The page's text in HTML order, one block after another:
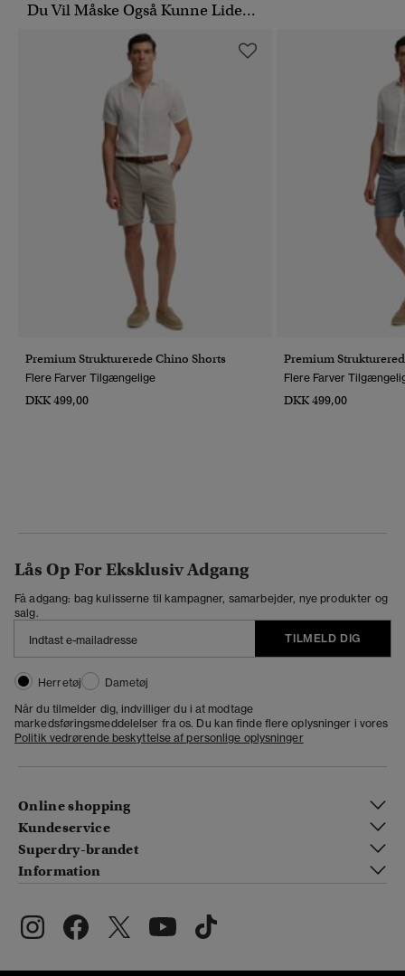
Du Vil Måske Også Kunne Lide...
Premium Strukturerede Chino Shorts
Flere Farver Tilgængelige
DKK 499,00
Premium
Flere Farver
DKK 499,00
Lås Op For Eksklusiv Adgang
Få adgang: bag kulisserne til kampagner, samarbejder, nye produkter og
salg.
TILMELD DIG
Herretøj
Dametøj
Når du tilmelder dig, indvilliger du i at modtage
markedsføringsmeddelelser fra os. Du kan finde flere oplysninger i vores
Politik vedrørende beskyttelse af personlige oplysninger
Online shopping
Kundeservice
Superdry-brandet
Information